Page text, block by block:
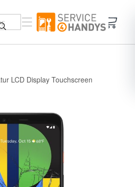
LCD Display Touchscreen